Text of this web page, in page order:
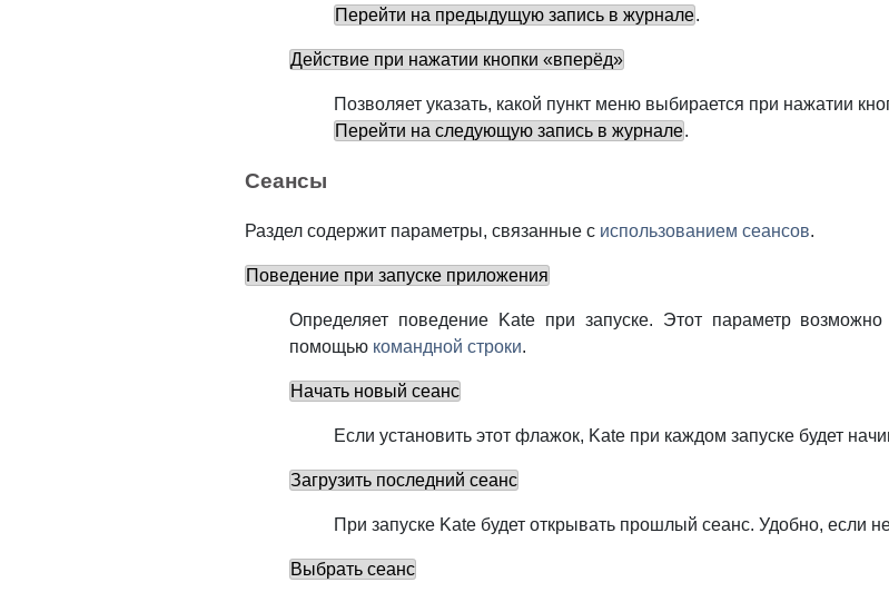
Перейти на предыдущую запись в журнале.
Действие при нажатии кнопки «вперёд»
Позволяет указать, какой пункт меню выбирается при нажатии
Перейти на следующую запись в журнале.
Сеансы
Раздел содержит параметры, связанные с использованием сеансов.
Поведение при запуске приложения
Определяет поведение Kateпри запуске. Этот параметр возможно
помощью командной строки.
Начать новый сеанс
Если установить этот флажок, Kate при каждом запуске будет
Загрузить последний сеанс
При запуске Kate будет открывать прошлый сеанс. Удобно, если
Выбрать сеанс